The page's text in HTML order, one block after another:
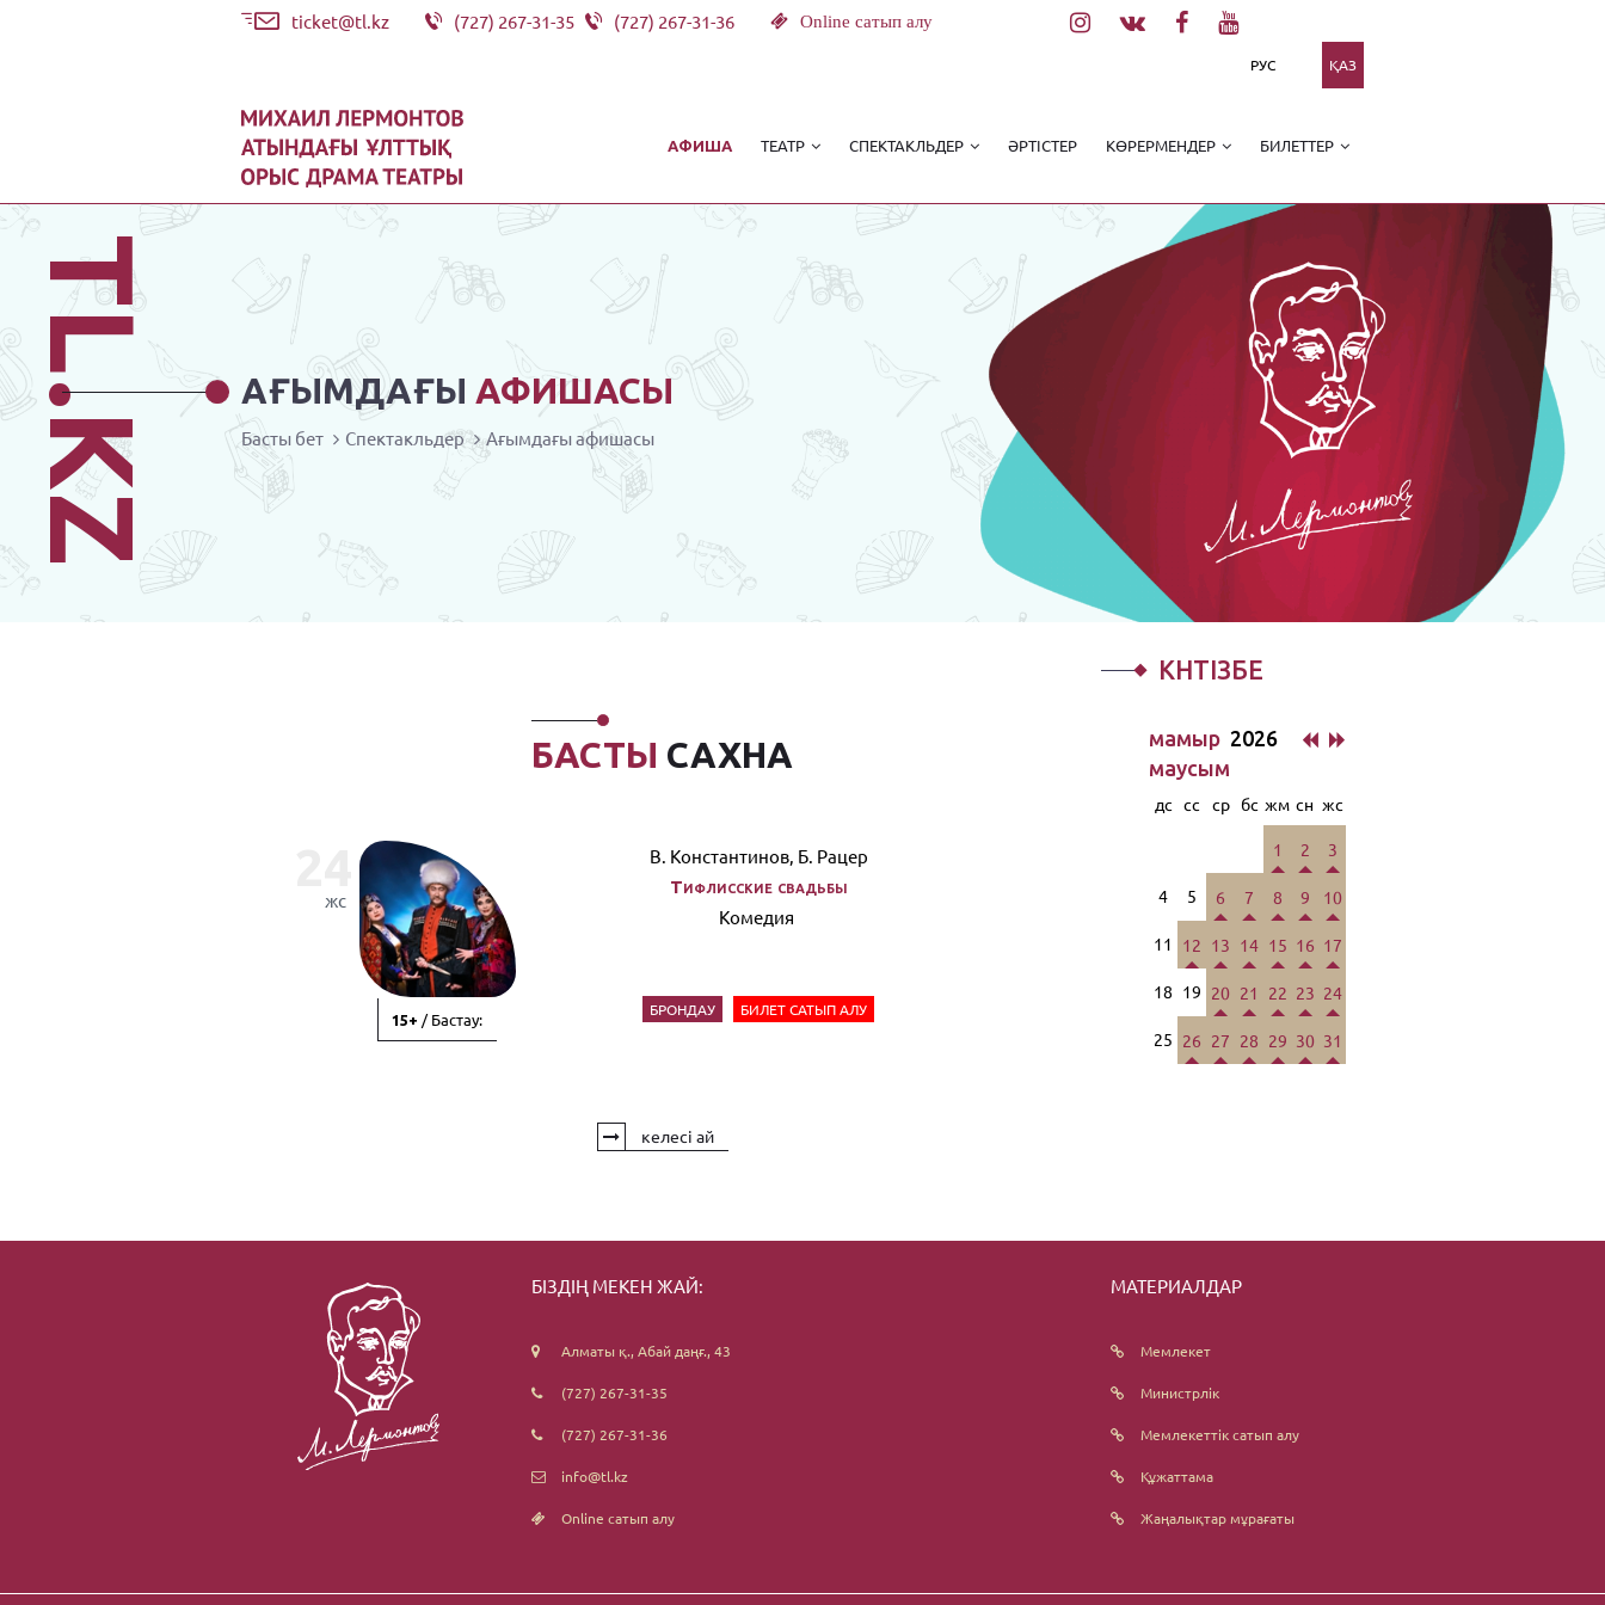
ticket@tl.kz (727) 267-31-35 (727) 267-31-36 Online сатып алу
РУС ҚАЗ
АФИША ТЕАТР СПЕКТАКЛЬДЕР ӘРТІСТЕР КӨРЕРМЕНДЕР БИЛЕТТЕР
АҒЫМДАҒЫ АФИШАСЫ
TL.KZ Басты бет Спектакльдер Ағымдағы афишасы
БАСТЫ САХНА
жс
15+ / Бастау:
В. Константинов, Б. Рацер
Тифлисские свадьбы
Комедия
БРОНДАУ БИЛЕТ САТЫП АЛУ
келесі ай
КҮНТІЗБЕ
мамыр 2026
маусым
дс сс ср бс жм сн жс
1 2 3
4 5 6 7 8 9 10
11 12 13 14 15 16 17
18 19 20 21 22 23 24
25 26 27 28 29 30 31
БІЗДІҢ МЕКЕН ЖАЙ:
Алматы қ., Абай даңғ., 43
(727) 267-31-35
(727) 267-31-36
info@tl.kz
Online сатып алу
МАТЕРИАЛДАР
Мемлекет
Министрлік
Мемлекеттік сатып алу
Құжаттама
Жаңалықтар мұрағаты